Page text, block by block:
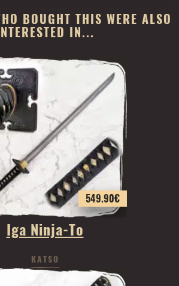
BOUGHT THIS WERE ALSO
IN...
549.90€
Iga Ninja-To
KATSO